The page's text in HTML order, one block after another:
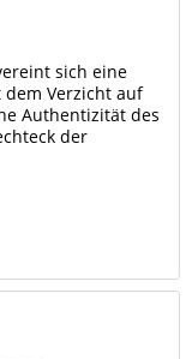
sich eine
Verzicht auf
Authentizität des
der